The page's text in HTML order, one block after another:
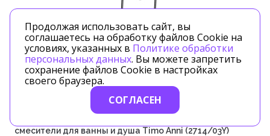
Артикул: 2714/03Y
смесители для ванны и душа Timo Anni (2714/03Y)
Продолжая использовать сайт, вы
соглашаетесь на обработку файлов Cookie на
условиях, указанных в Политике обработки
персональных данных. Вы можете запретить
сохранение файлов Cookie в настройках
своего браузера.
СОГЛАСЕН